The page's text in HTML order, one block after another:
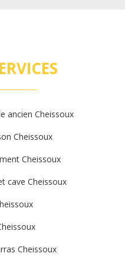
ancien Cheissoux
Cheissoux
Cheissoux
cave Cheissoux
Cheissoux